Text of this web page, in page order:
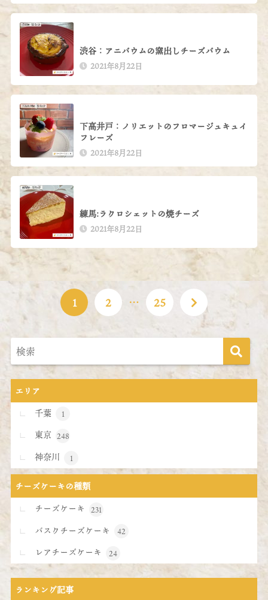
渋谷：アニバウムの窯出しチーズバウム
2021年8月22日
下高井戸：ノリエットのフロマージュキュイ
フレーズ
2021年8月22日
練馬:ラクロシェットの焼チーズ
2021年8月22日
1 2 … 25
エリア
千葉
1
東京 248
神奈川 1
チーズケーキの種類
チーズケーキ
231
バスクチーズケーキ 42
レアチーズケーキ 24
ランキング記事